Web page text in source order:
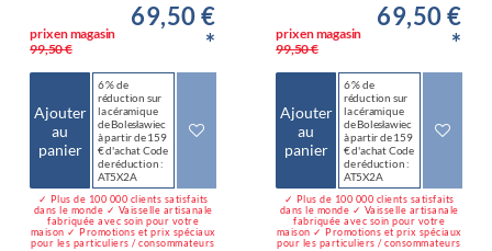
prix en magasin
99,50 €
69,50 €
*
Ajouter
au
panier
6 % de
réduction sur
la céramique
de Bolesławiec
à partir de 159
€ d'achat Code
de réduction :
AT5X2A
✓ Plus de 100 000 clients satisfaits
dans le monde ✓ Vaisselle artisanale
fabriquée avec soin pour votre
maison ✓ Promotions et prix spéciaux
pour les particuliers / consommateurs
prix en magasin
99,50 €
69,50 €
*
Ajouter
au
panier
6 % de
réduction sur
la céramique
de Bolesławiec
à partir de 159
€ d'achat Code
de réduction :
AT5X2A
✓ Plus de 100 000 clients satisfaits
dans le monde ✓ Vaisselle artisanale
fabriquée avec soin pour votre
maison ✓ Promotions et prix spéciaux
pour les particuliers / consommateurs